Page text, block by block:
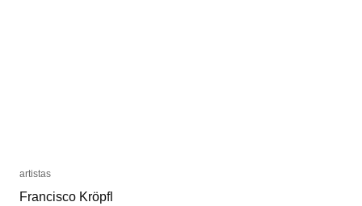
artistas
Francisco Kröpfl
artistas
Francisco Kröpfl